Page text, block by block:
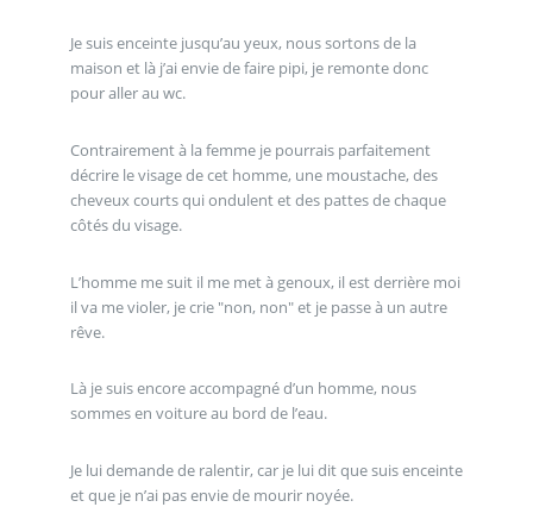
Je suis enceinte jusqu’au yeux, nous sortons de la
maison et là j’ai envie de faire pipi, je remonte donc
pour aller au wc.
Contrairement à la femme je pourrais parfaitement
décrire le visage de cet homme, une moustache, des
cheveux courts qui ondulent et des pattes de chaque
côtés du visage.
L’homme me suit il me met à genoux, il est derrière moi
il va me violer, je crie "non, non" et je passe à un autre
rêve.
Là je suis encore accompagné d’un homme, nous
sommes en voiture au bord de l’eau.
Je lui demande de ralentir, car je lui dit que suis enceinte
et que je n’ai pas envie de mourir noyée.